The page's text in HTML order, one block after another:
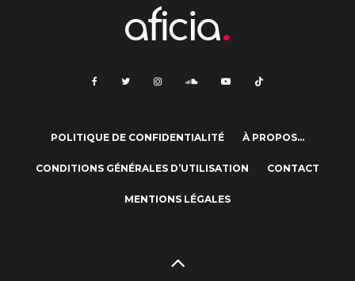
POLITIQUE DE CONFIDENTIALITÉ À PROPOS…
CONDITIONS GÉNÉRALES D’UTILISATION CONTACT
MENTIONS LÉGALES